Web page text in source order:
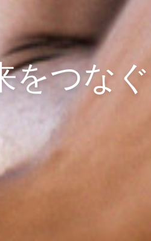
をつなぐ